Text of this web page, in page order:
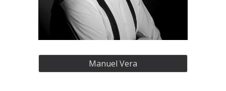
Manuel Vera